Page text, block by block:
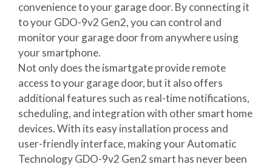
convenience to your garage door. By connecting it
to your GDO-9v2 Gen2, you can control and
monitor your garage door from anywhere using
your smartphone.
Not only does the ismartgate provide remote
access to your garage door, but it also offers
additional features such as real-time notifications,
scheduling, and integration with other smart home
devices. With its easy installation process and
user-friendly interface, making your Automatic
Technology GDO-9v2 Gen2 smart has never been